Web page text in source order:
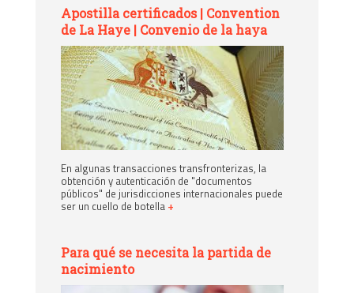
Apostilla certificados | Convention
de La Haye | Convenio de la haya
En algunas transacciones transfronterizas, la
obtención y autenticación de "documentos
públicos" de jurisdicciones internacionales puede
ser un cuello de botella +
Para qué se necesita la partida de
nacimiento